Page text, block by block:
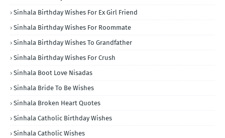
Sinhala Birthday Wishes For Ex Girl Friend
Sinhala Birthday Wishes For Roommate
Sinhala Birthday Wishes To Grandfather
Sinhala Birthday Wishes For Crush
Sinhala Boot Love Nisadas
Sinhala Bride To Be Wishes
Sinhala Broken Heart Quotes
Sinhala Catholic Birthday Wishes
Sinhala Catholic Wishes